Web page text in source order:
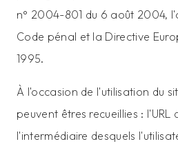
n° 2004-801 du 6 août 2004,
Code pénal et la Directive
1995.
À l'occasion de l'utilisation du
peuvent êtres recueillies : l'URL
l'intermédiaire desquels